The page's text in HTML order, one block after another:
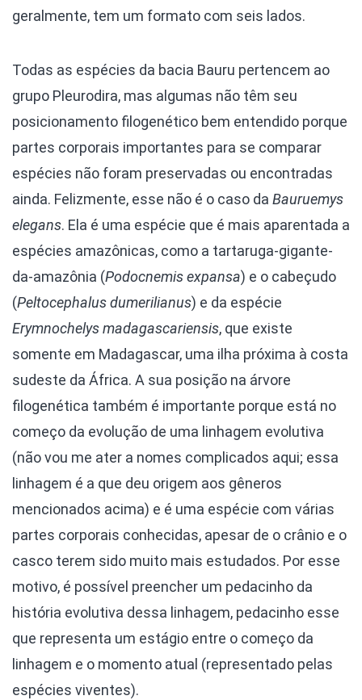
geralmente, tem um formato com seis lados.
Todas as espécies da bacia Bauru pertencem ao
grupo Pleurodira, mas algumas não têm seu
posicionamento filogenético bem entendido porque
partes corporais importantes para se comparar
espécies não foram preservadas ou encontradas
ainda. Felizmente, esse não é o caso da Bauruemys
elegans. Ela é uma espécie que é mais aparentada a
espécies amazônicas, como a tartaruga-gigante-
da-amazônia (Podocnemis expansa) e o cabeçudo
(Peltocephalus dumerilianus) e da espécie
Erymnochelys madagascariensis, que existe
somente em Madagascar, uma ilha próxima à costa
sudeste da África. A sua posição na árvore
filogenética também é importante porque está no
começo da evolução de uma linhagem evolutiva
(não vou me ater a nomes complicados aqui; essa
linhagem é a que deu origem aos gêneros
mencionados acima) e é uma espécie com várias
partes corporais conhecidas, apesar de o crânio e o
casco terem sido muito mais estudados. Por esse
motivo, é possível preencher um pedacinho da
história evolutiva dessa linhagem, pedacinho esse
que representa um estágio entre o começo da
linhagem e o momento atual (representado pelas
espécies viventes).